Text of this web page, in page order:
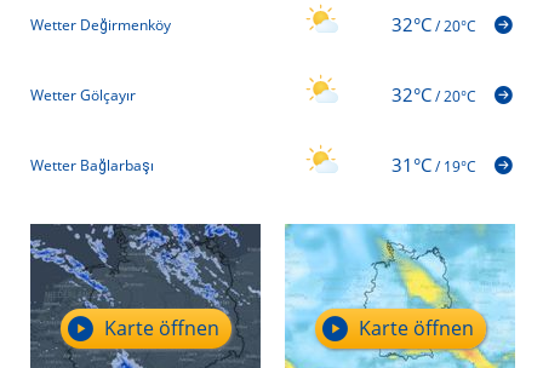
Wetter Değirmenköy 32°C/20°C
Wetter Gölçayır 32°C/20°C
Wetter Bağlarbaşı 31°C/19°C
Karte öffnen Karte öffnen